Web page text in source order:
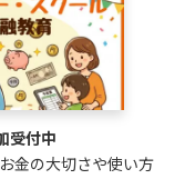
受付中
金の大切さや使い方